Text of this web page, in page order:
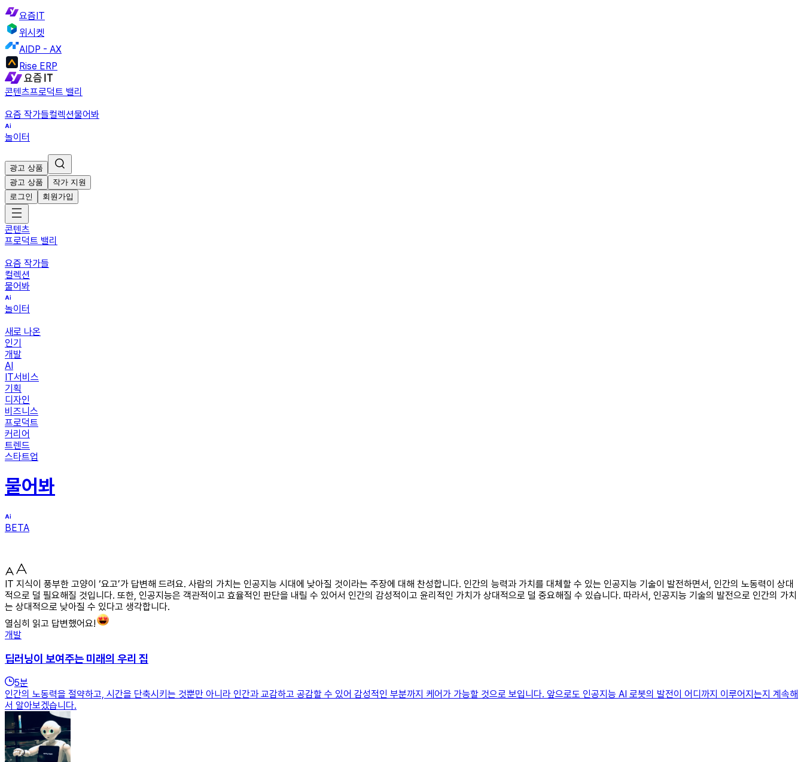
요즘IT
위시켓
AIDP - AX
Rise ERP
콘텐츠프로덕트 밸리
요즘 작가들컬렉션물어봐
놀이터
광고 상품
광고 상품
작가 지원
로그인
회원가입
콘텐츠
프로덕트 밸리
요즘 작가들
컬렉션
물어봐
놀이터
새로 나온
인기
개발
AI
IT서비스
기획
디자인
비즈니스
프로덕트
커리어
트렌드
스타트업
물어봐
BETA
IT 지식이 풍부한 고양이 ‘요고’가 답변해 드려요. 사람의 가치는 인공지능 시대에 낮아질 것이라는 주장에 대해 찬성합니다. 인간의 능력과 가치를 대체할 수 있는 인공지능 기술이 발전하면서, 인간의 노동력이 상대
적으로 덜 필요해질 것입니다. 또한, 인공지능은 객관적이고 효율적인 판단을 내릴 수 있어서 인간의 감성적이고 윤리적인 가치가 상대적으로 덜 중요해질 수 있습니다. 따라서, 인공지능 기술의 발전으로 인간의 가치
는 상대적으로 낮아질 수 있다고 생각합니다.
열심히 읽고 답변했어요!
개발
딥러닝이 보여주는 미래의 우리 집
5분
인간의 노동력을 절약하고, 시간을 단축시키는 것뿐만 아니라 인간과 교감하고 공감할 수 있어 감성적인 부분까지 케어가 가능할 것으로 보입니다. 앞으로도 인공지능 AI 로봇의 발전이 어디까지 이루어지는지 계속해
서 알아보겠습니다.